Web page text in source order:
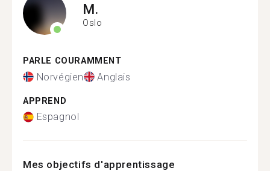
M.
Oslo
PARLE COURAMMENT
Norvégien Anglais
APPREND
Espagnol
Mes objectifs d'apprentissage